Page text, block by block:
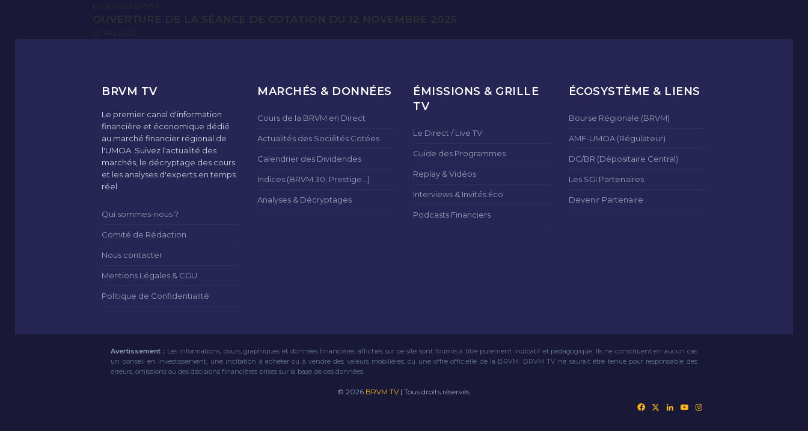
Le Journal BRVM
OUVERTURE DE LA SÉANCE DE COTATION DU 12 NOVEMBRE 2025
BRVM TV
Le premier canal d'information
financière et économique dédié
au marché financier régional de
l'UMOA. Suivez l'actualité des
marchés, le décryptage des cours
et les analyses d'experts en temps
réel.
Qui sommes-nous ?
Comité de Rédaction
Nous contacter
Mentions Légales & CGU
Politique de Confidentialité
MARCHÉS & DONNÉES
Cours de la BRVM en Direct
Actualités des Sociétés Cotées
Calendrier des Dividendes
Indices (BRVM 30, Prestige...)
Analyses & Décryptages
ÉMISSIONS & GRILLE
TV
Le Direct / Live TV
Guide des Programmes
Replay & Vidéos
Interviews & Invités Éco
Podcasts Financiers
ÉCOSYSTÈME & LIENS
Bourse Régionale (BRVM)
AMF-UMOA (Régulateur)
DC/BR (Dépositaire Central)
Les SGI Partenaires
Devenir Partenaire
Avertissement : Les informations, cours, graphiques et données financières affichés sur ce site sont fournis à titre purement indicatif et pédagogique. Ils ne constituent en aucun cas
un conseil en investissement, une incitation à acheter ou à vendre des valeurs mobilières, ou une offre officielle de la BRVM. BRVM TV ne saurait être tenue pour responsable des
erreurs, omissions ou des décisions financières prises sur la base de ces données.
© 2026 BRVM TV| Tous droits réservés.
FacebookLinkedinYouTube